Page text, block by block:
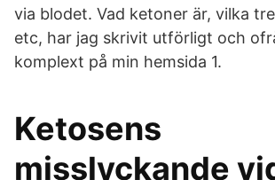
via blodet. Vad ketoner är, vilka
etc, har jag skrivit utförligt och
komplext på min hemsida 1.
Ketosens
misslyckande